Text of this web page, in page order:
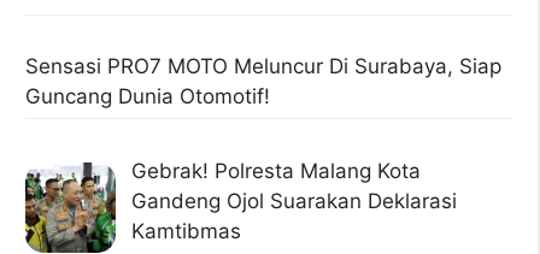
Sensasi PRO7 MOTO Meluncur Di Surabaya, Siap
Guncang Dunia Otomotif!
Gebrak! Polresta Malang Kota
Gandeng Ojol Suarakan Deklarasi
Kamtibmas